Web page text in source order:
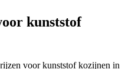
kunststof
voor kunststof kozijnen in